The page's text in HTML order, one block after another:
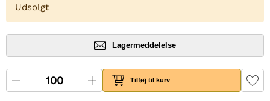
Udsolgt
Lagermeddelelse
Tilføj til kurv